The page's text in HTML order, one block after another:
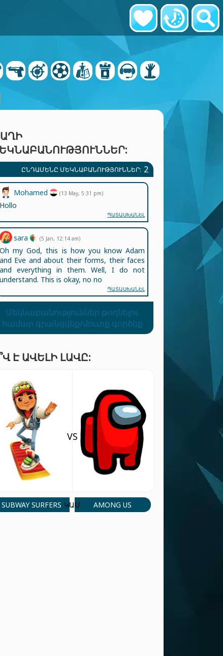
ԸՆԴԱՄԵՆԸ ՄԵԿՆԱԲԱՆՈՒԹՅՈՒՆՆԵՐ: 2
sara (5 Jan, 12:14 am)
Oh my God, this is how you know Adam
and Eve and about their forms, their faces
and everything in them. Well, I do not
understand. This is okay, no no
ՊԱՏԱՍԽԱՆԵԼ
Mohamed (13 May, 5:31 pm)
Hollo
ՊԱՏԱՍԽԱՆԵԼ
Մեկնաբանություններ թողնելու
համար գրանցվեք/մուտք գործեք
Է ԱՎԵԼԻ ԼԱՎԸ:
SUBWAY SURFERS
VS
ԿԱՄ AMONG US